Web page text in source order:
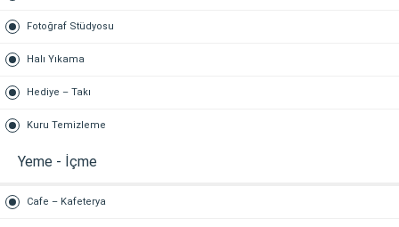
Fotoğraf Stüdyosu
Halı Yıkama
Hediye – Takı
Kuru Temizleme
Yeme - İçme
Cafe – Kafeterya